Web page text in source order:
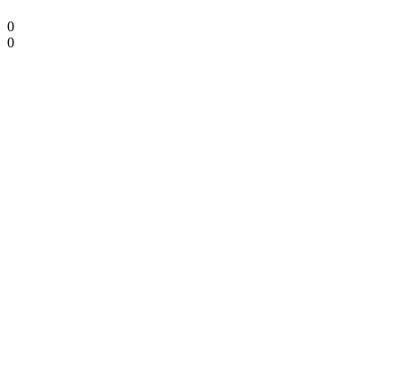
0
0